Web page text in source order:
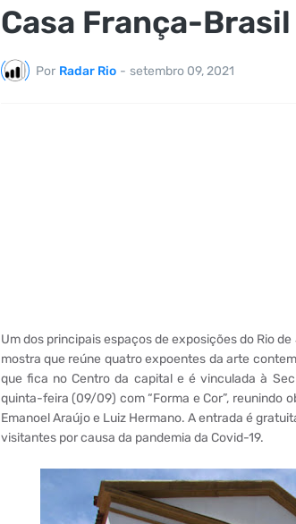
Casa França-
Por Radar Rio - setembro 09, 2021
Um dos principais espaços de exposições do Rio
mostra que reúne quatro expoentes da arte
que fica no Centro da capital e é vinculada à
quinta-feira (09/09) com “Forma e Cor”, reunindo
Emanoel Araújo e Luiz Hermano. A entrada é
visitantes por causa da pandemia da Covid-19.